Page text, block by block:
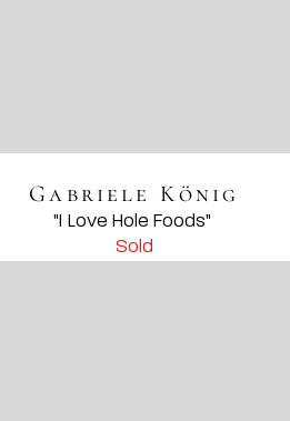
Gabriele König
Sold